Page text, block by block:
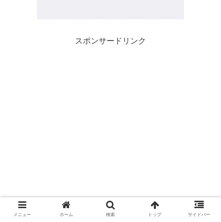
スポンサードリンク
メニュー ホーム 検索 トップ サイドバー